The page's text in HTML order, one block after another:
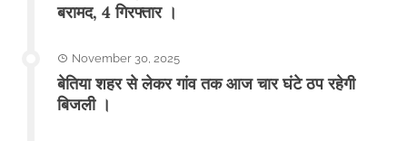
बरामद, 4 गिरफ्तार ।
November 30, 2025
बेतिया शहर से लेकर गांव तक आज चार घंटे ठप रहेगी
बिजली ।